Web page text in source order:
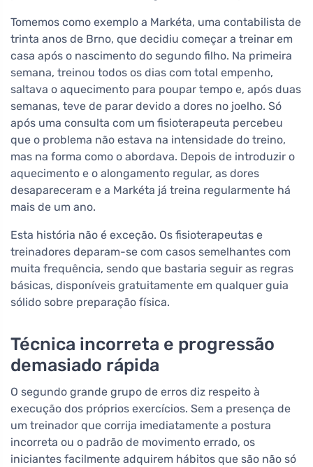
Tomemos como exemplo a Markéta, uma contabilista de
trinta anos de Brno, que decidiu começar a treinar em
casa após o nascimento do segundo filho. Na primeira
semana, treinou todos os dias com total empenho,
saltava o aquecimento para poupar tempo e, após duas
semanas, teve de parar devido a dores no joelho. Só
após uma consulta com um fisioterapeuta percebeu
que o problema não estava na intensidade do treino,
mas na forma como o abordava. Depois de introduzir o
aquecimento e o alongamento regular, as dores
desapareceram e a Markéta já treina regularmente há
mais de um ano.
Esta história não é exceção. Os fisioterapeutas e
treinadores deparam-se com casos semelhantes com
muita frequência, sendo que bastaria seguir as regras
básicas, disponíveis gratuitamente em qualquer guia
sólido sobre preparação física.
Técnica incorreta e progressão
demasiado rápida
O segundo grande grupo de erros diz respeito à
execução dos próprios exercícios. Sem a presença de
um treinador que corrija imediatamente a postura
incorreta ou o padrão de movimento errado, os
iniciantes facilmente adquirem hábitos que são não só